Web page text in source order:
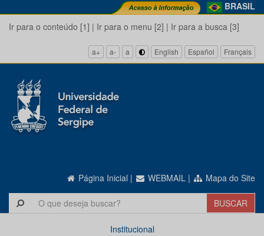
BRASIL
Ir para o conteúdo [1] | Ir para o menu [2] | Ir para a busca [3]
a+ a- a English Español Français
Página Inicial | WEBMAIL | Mapa do Site
Institucional